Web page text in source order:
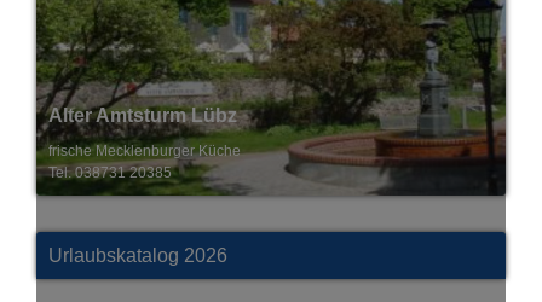
Bootshaus im BEECH Resort
mecklenburgische & internationale Küche
Tel. 038737 330198
Urlaubskatalog 2026